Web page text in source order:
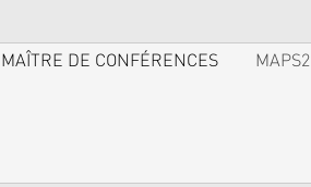
MAÎTRE DE CONFÉRENCES MAPS2